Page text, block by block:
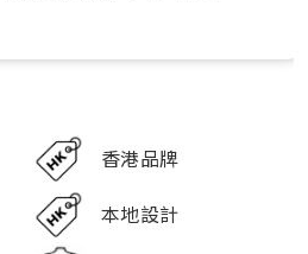
香港品牌
本地設計